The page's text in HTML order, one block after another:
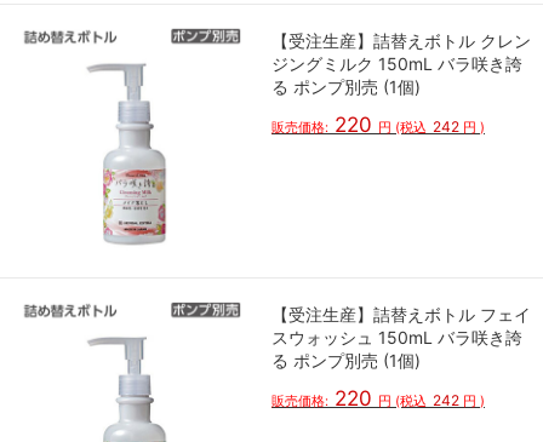
【受注生産】詰替えボトル クレン
ジングミルク 150mL バラ咲き誇
る ポンプ別売 (1個)
販売価格: 220 円 (税込 242 円 )
【受注生産】詰替えボトル フェイ
スウォッシュ 150mL バラ咲き誇
る ポンプ別売 (1個)
販売価格: 220 円 (税込 242 円 )